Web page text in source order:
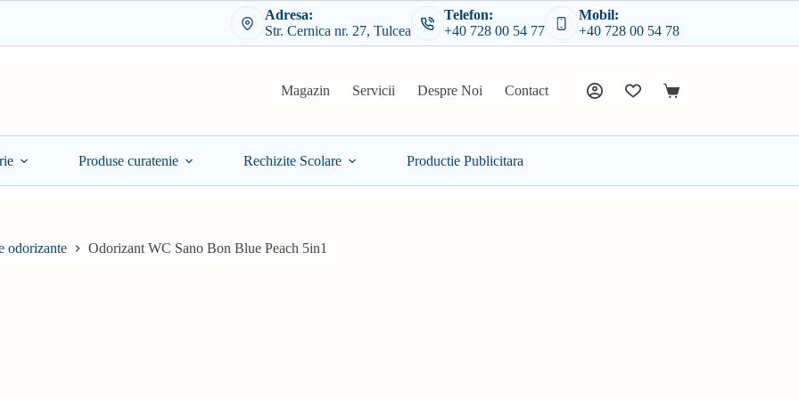
Adresa:
Str. Cernica nr. 27, Tulcea
Telefon:
+40 728 00 54 77
Mobil:
+40 728 00 54 78
Magazin Servicii Despre Noi Contact
Coș
Produse curatenie Rechizite Scolare Productie Publicitara
odorizante Odorizant WC Sano Bon Blue Peach 5in1